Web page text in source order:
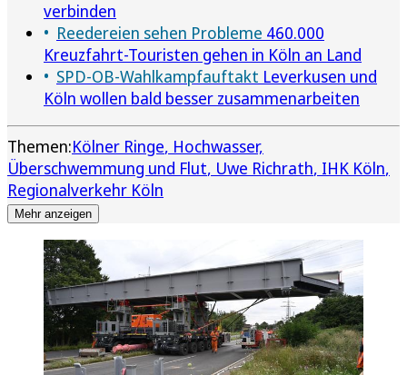
verbinden
Reedereien sehen Probleme 460.000
Kreuzfahrt-Touristen gehen in Köln an Land
SPD-OB-Wahlkampfauftakt Leverkusen und
Köln wollen bald besser zusammenarbeiten
Themen:Kölner Ringe Hochwasser,
Überschwemmung und Flut Uwe Richrath IHK Köln
Regionalverkehr Köln
Mehr anzeigen